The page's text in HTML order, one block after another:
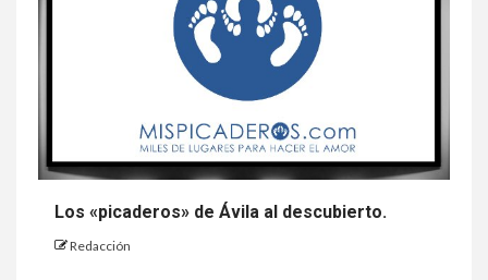
Los «picaderos» de Ávila al descubierto.
Redacción